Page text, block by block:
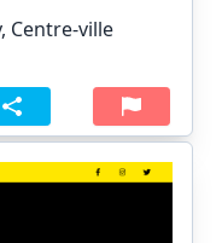
Centre-ville